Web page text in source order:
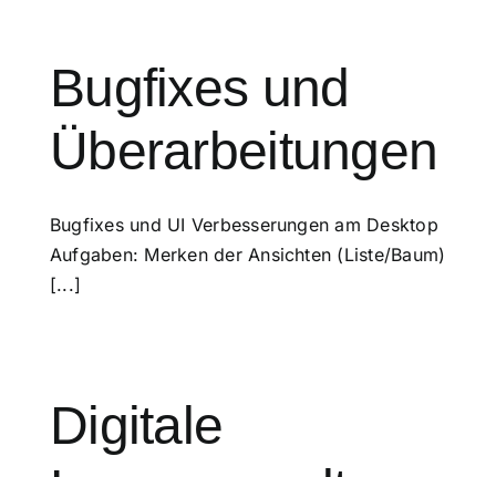
Bugfixes und
Überarbeitungen
Bugfixes und UI Verbesserungen am Desktop
Aufgaben: Merken der Ansichten (Liste/Baum)
[...]
Digitale